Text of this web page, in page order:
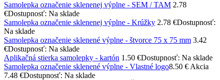
Samolepka označenie sklenenej výplne - SEM / TAM 2.78
€Dostupnosť: Na sklade
Samolepka označenie sklenenej výplne - Krúžky 2.78 €Dostupnosť:
Na sklade
Samolepka označenie sklenené výplne - štvorce 75 x 75 mm 3.42
€Dostupnosť: Na sklade
Aplikačná stierka samolepky - kartón 1.50 €Dostupnosť: Na sklade
Samolepka označenie sklenené výplne - Vlastné logo8.50 € Akcia
7.48 €Dostupnosť: Na sklade